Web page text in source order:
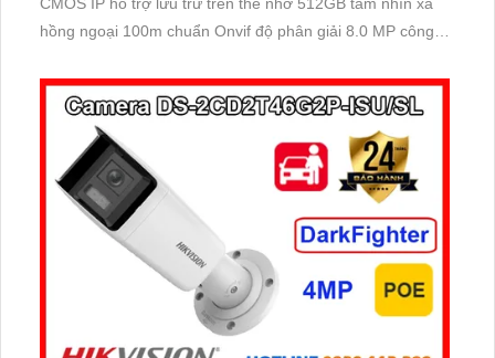
hồng ngoại 100m chuẩn Onvif độ phân giải 8.0 MP công
sắc sáng đẹp phù hợp sử dụng trong Giao Thông.